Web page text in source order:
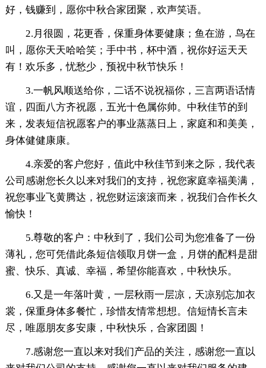
好，钱赚到，愿你中秋合家团聚，欢声笑语。
2.月很圆，花更香，保重身体要健康；鱼在游，鸟在
叫，愿你天天哈哈笑；手中书，杯中酒，祝你好运天天
有！欢乐多，忧愁少，预祝中秋节快乐！
3.一帆风顺送给你，二话不说祝福你，三言两语话情
谊，四面八方齐祝愿，五光十色属你帅。中秋佳节的到
来，发表短信祝愿客户的事业蒸蒸日上，家庭和和美美，
身体健健康康。
4.亲爱的客户您好，值此中秋佳节到来之际，我代表
公司感谢您长久以来对我们的支持，祝您家庭幸福美满，
祝您事业飞黄腾达，祝您财运滚滚而来，祝我们合作长久
愉快！
5.尊敬的客户：中秋到了，我们公司为您准备了一份
薄礼，您可凭借此条短信领取月饼一盒，月饼的配料是甜
蜜、快乐、真诚、幸福，希望你能喜欢，中秋快乐。
6.又是一年落叶黄，一层秋雨一层凉，天凉别忘加衣
裳，保重身体多餐忙，珍惜友情常想想。信短情长言未
尽，唯愿朋友多安康，中秋快乐，合家团圆！
7.感谢您一直以来对我们产品的关注，感谢您一直以